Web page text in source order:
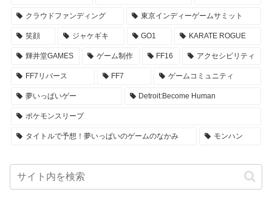
クラウドファンディング 東京インディーゲームサミット
笑顔 ジャケギキ GO1 KARATE ROGUE
輝井堂GAMES ゲーム制作 FF16 アクセシビリティ
FF7リバース FF7 ゲームコミュニティ
夢いっぱいゲー Detroit:Become Human
ポケモンスリープ
タイトルで予想！夢いっぱいのゲームのなかみ モンハン